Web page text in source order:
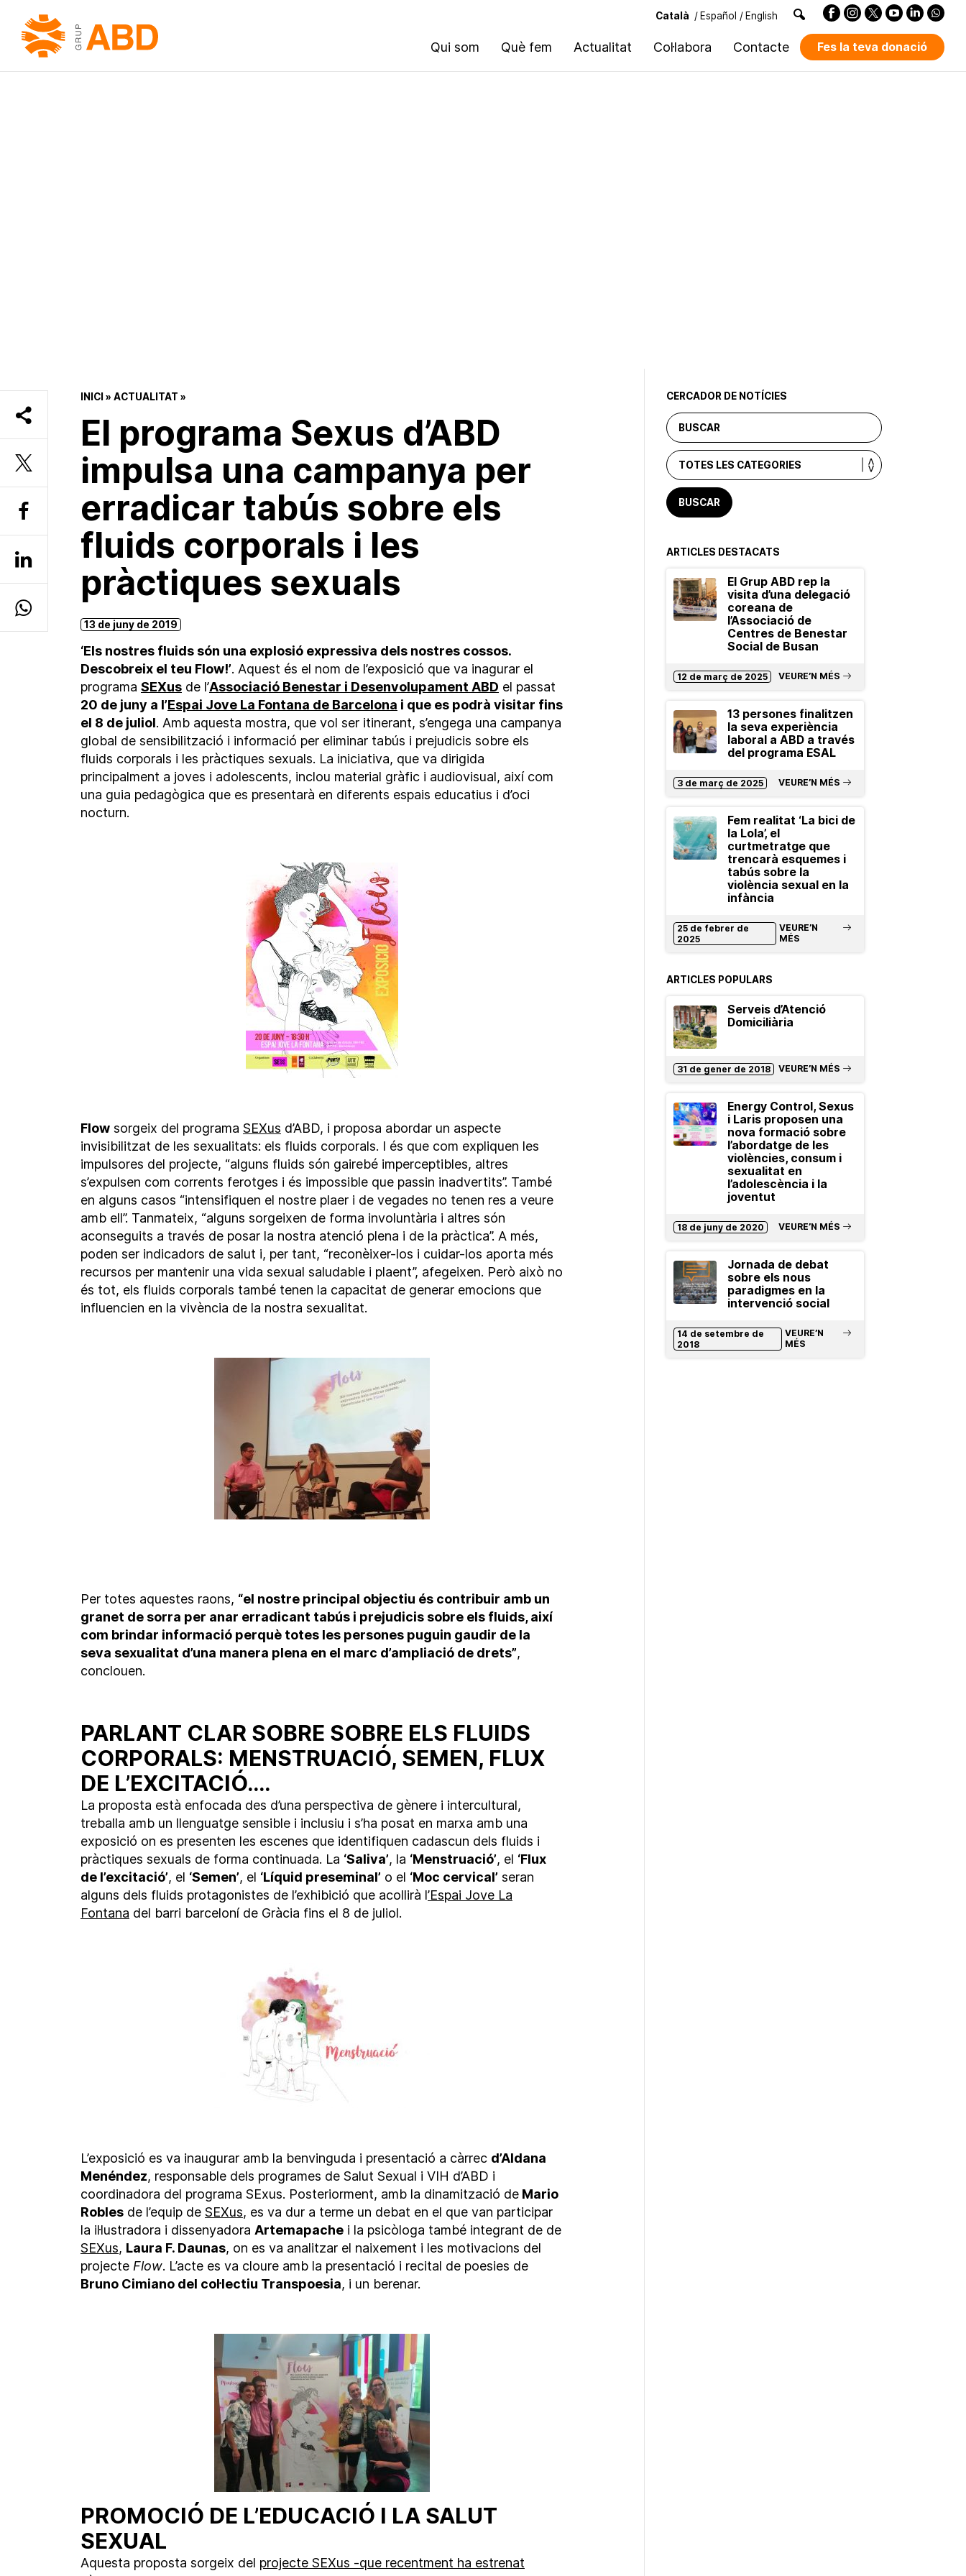
Català / Español / English
Qui som Què fem Actualitat Col·labora Contacte Fes la teva donació
INICI » ACTUALITAT »
El programa Sexus d’ABD
impulsa una campanya per
erradicar tabús sobre els
fluids corporals i les
pràctiques sexuals
13 de juny de 2019
‘Els nostres fluids són una explosió expressiva dels nostres cossos.
Descobreix el teu Flow!’. Aquest és el nom de l’exposició que va inagurar el
programa SEXusde l’Associació Benestar i Desenvolupament ABD el passat
20 de juny a l’Espai Jove La Fontana de Barcelona i que es podrà visitar fins
el 8 de juliol. Amb aquesta mostra, que vol ser itinerant, s’engega una campanya
global de sensibilització i informació per eliminar tabús i prejudicis sobre els
fluids corporals i les pràctiques sexuals. La iniciativa, que va dirigida
principalment a joves i adolescents, inclou material gràfic i audiovisual, així com
una guia pedagògica que es presentarà en diferents espais educatius i d’oci
nocturn.
Flowsorgeix del programa SEXus d’ABD, i proposa abordar un aspecte
invisibilitzat de les sexualitats: els fluids corporals. I és que com expliquen les
impulsores del projecte, “alguns fluids són gairebé imperceptibles, altres
s’expulsen com corrents ferotges i és impossible que passin inadvertits”. També
en alguns casos “intensifiquen el nostre plaer i de vegades no tenen res a veure
amb ell”. Tanmateix, “alguns sorgeixen de forma involuntària i altres són
aconseguits a través de posar la nostra atenció plena i de la pràctica”. A més,
poden ser indicadors de salut i, per tant, “reconèixer-los i cuidar-los aporta més
recursos per mantenir una vida sexual saludable i plaent”, afegeixen. Però això no
és tot, els fluids corporals també tenen la capacitat de generar emocions que
influencien en la vivència de la nostra sexualitat.
Per totes aquestes raons, “el nostre principal objectiu és contribuir amb un
granet de sorra per anar erradicant tabús i prejudicis sobre els fluids, així
com brindar informació perquè totes les persones puguin gaudir de la
seva sexualitat d’una manera plena en el marc d’ampliació de drets”,
conclouen.
PARLANT CLAR SOBRE SOBRE ELS FLUIDS
CORPORALS: MENSTRUACIÓ, SEMEN, FLUX
DE L’EXCITACIÓ….
La proposta està enfocada des d’una perspectiva de gènere i intercultural,
treballa amb un llenguatge sensible i inclusiu i s’ha posat en marxa amb una
exposició on es presenten les escenes que identifiquen cadascun dels fluids i
pràctiques sexuals de forma continuada. La ‘Saliva’, la ‘Menstruació’, el ‘Flux
de l’excitació’, el ‘Semen’, el ‘Líquid preseminal’ o el ‘Moc cervical’ seran
alguns dels fluids protagonistes de l’exhibició que acollirà l’Espai Jove La
Fontana del barri barceloní de Gràcia fins el 8 de juliol.
L’exposició es va inaugurar amb la benvinguda i presentació a càrrec d’Aldana
Menéndez, responsable dels programes de Salut Sexual i VIH d’ABD i
coordinadora del programa SExus. Posteriorment, amb la dinamització deMario
Roblesde l’equip de SEXus, es va dur a terme un debat en el que van participar
la il·lustradora i dissenyadora Artemapachei la psicòloga també integrant de de
SEXus, Laura F. Daunas, on es va analitzar el naixement i les motivacions del
projecte Flow. L’acte es va cloure amb la presentació i recital de poesies de
Bruno Cimiano del col·lectiu Transpoesia, i un berenar.
PROMOCIÓ DE L’EDUCACIÓ I LA SALUT
SEXUAL
Aquesta proposta sorgeix del projecte SEXus -que recentment ha estrenat
CERCADOR DE NOTÍCIES
ARTICLES DESTACATS
El Grup ABD rep la
visita d’una delegació
coreana de
l’Associació de
Centres de Benestar
Social de Busan
12 de març de 2025 VEURE’N MÉS
13 persones finalitzen
la seva experiència
laboral a ABD a través
del programa ESAL
3 de març de 2025 VEURE’N MÉS
Fem realitat ‘La bici de
la Lola’, el
curtmetratge que
trencarà esquemes i
tabús sobre la
violència sexual en la
infància
25 de febrer de
2025
VEURE’N
MÉS
ARTICLES POPULARS
Serveis d’Atenció
Domiciliària
31 de gener de 2018 VEURE’N MÉS
Energy Control, Sexus
i Laris proposen una
nova formació sobre
l’abordatge de les
violències, consum i
sexualitat en
l’adolescència i la
joventut
18 de juny de 2020 VEURE’N MÉS
Jornada de debat
sobre els nous
paradigmes en la
intervenció social
14 de setembre de
2018
VEURE’N
MÉS